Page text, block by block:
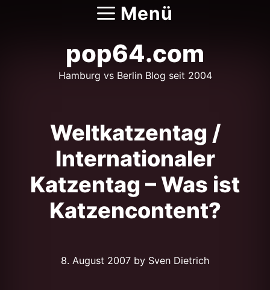
Menü
pop64.com
Hamburg vs Berlin Blog seit 2004
Weltkatzentag /
Internationaler
Katzentag – Was ist
Katzencontent?
8. August 2007by Sven Dietrich